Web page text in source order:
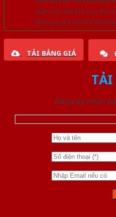
Giảm trực tiếp khi mua đơn
Nhiều ưu đãi lớn khi đăng
TẢI BẢNG GIÁ
TẢI
Đăng ký nhận